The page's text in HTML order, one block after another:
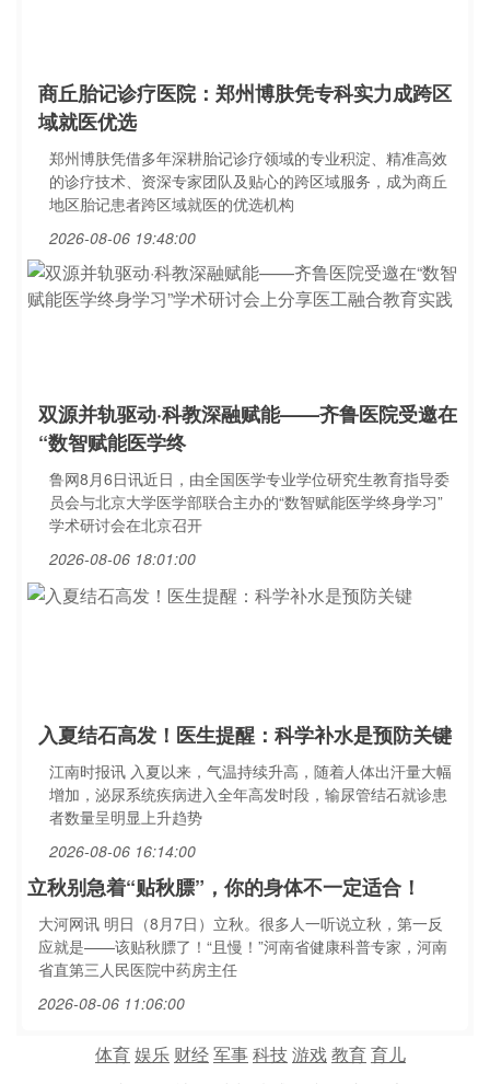
商丘胎记诊疗医院：郑州博肤凭专科实力成跨区
域就医优选
郑州博肤凭借多年深耕胎记诊疗领域的专业积淀、精准高效
的诊疗技术、资深专家团队及贴心的跨区域服务，成为商丘
地区胎记患者跨区域就医的优选机构
2026-08-06 19:48:00
双源并轨驱动·科教深融赋能——齐鲁医院受邀在
“数智赋能医学终
鲁网8月6日讯近日，由全国医学专业学位研究生教育指导委
员会与北京大学医学部联合主办的“数智赋能医学终身学习”
学术研讨会在北京召开
2026-08-06 18:01:00
入夏结石高发！医生提醒：科学补水是预防关键
江南时报讯 入夏以来，气温持续升高，随着人体出汗量大幅
增加，泌尿系统疾病进入全年高发时段，输尿管结石就诊患
者数量呈明显上升趋势
2026-08-06 16:14:00
立秋别急着“贴秋膘”，你的身体不一定适合！
大河网讯 明日（8月7日）立秋。很多人一听说立秋，第一反
应就是——该贴秋膘了！“且慢！”河南省健康科普专家，河南
省直第三人民医院中药房主任
2026-08-06 11:06:00
体育娱乐 财经军事科技游戏教育育儿